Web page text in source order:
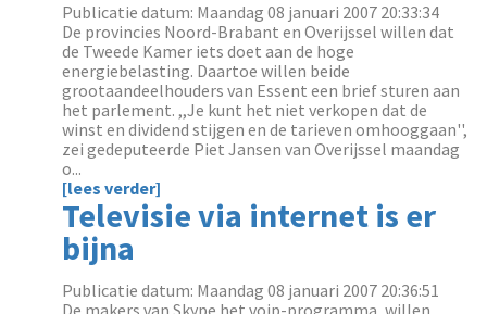
Publicatie datum: Maandag 08 januari 2007 20:33:34
De provincies Noord-Brabant en Overijssel willen dat
de Tweede Kamer iets doet aan de hoge
energiebelasting. Daartoe willen beide
grootaandeelhouders van Essent een brief sturen aan
het parlement. ,,Je kunt het niet verkopen dat de
winst en dividend stijgen en de tarieven omhooggaan'',
zei gedeputeerde Piet Jansen van Overijssel maandag
o...
[lees verder]
Televisie via internet is er
bijna
Publicatie datum: Maandag 08 januari 2007 20:36:51
De makers van Skype het voip-programma, willen